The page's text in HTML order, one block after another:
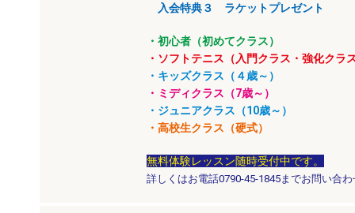
入会特典３ ラケットプレゼント
・初心者（初めてクラス）
・ソフトテニス（入門クラス・強化クラ
・キッズクラス（４歳～）
・ミディクラス（7歳～）
・ジュニアクラス（10歳～）
・高校生クラス（硬式）
無料体験レッスン随時受付中です。
詳しくはお電話0790-45-1845までお問い合